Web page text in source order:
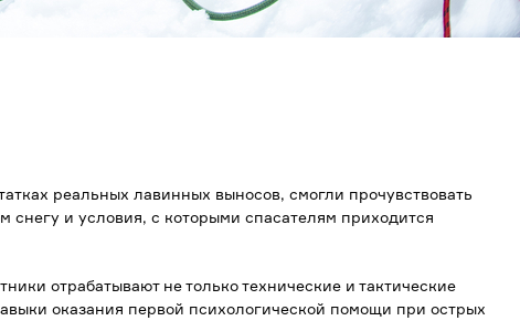
реальных лавинных выносов, смогли прочувствовать
снегу и условия, с которыми спасателям приходится
отрабатывают не только технические и тактические
оказания первой психологической помощи при острых